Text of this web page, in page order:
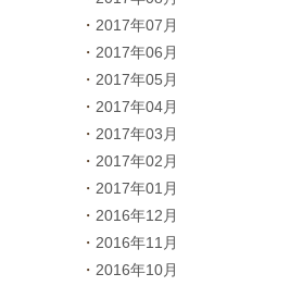
2017年07月
2017年06月
2017年05月
2017年04月
2017年03月
2017年02月
2017年01月
2016年12月
2016年11月
2016年10月